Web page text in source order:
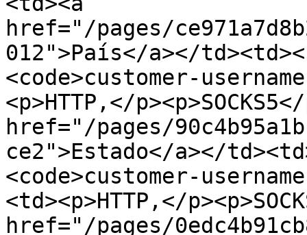
href="/pages/
012">País</a></
<code>customer-
<p>HTTP,</
href="/pages/
ce2">Estado</a></
<code>customer-
<td><p>HTTP,</
href="/pages/